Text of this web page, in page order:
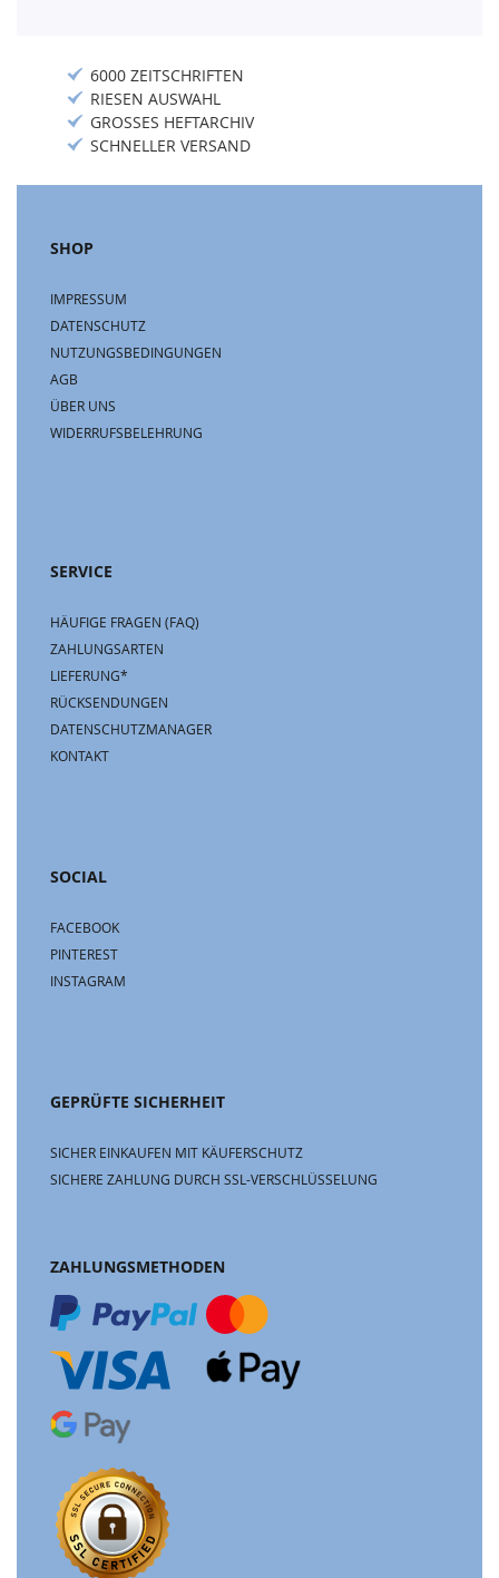
6000 ZEITSCHRIFTEN
RIESEN AUSWAHL
GROSSES HEFTARCHIV
SCHNELLER VERSAND
SHOP
IMPRESSUM
DATENSCHUTZ
NUTZUNGSBEDINGUNGEN
AGB
ÜBER UNS
WIDERRUFSBELEHRUNG
SERVICE
HÄUFIGE FRAGEN (FAQ)
ZAHLUNGSARTEN
LIEFERUNG*
RÜCKSENDUNGEN
DATENSCHUTZMANAGER
KONTAKT
SOCIAL
FACEBOOK
PINTEREST
INSTAGRAM
GEPRÜFTE SICHERHEIT
SICHER EINKAUFEN MIT KÄUFERSCHUTZ
SICHERE ZAHLUNG DURCH SSL-VERSCHLÜSSELUNG
ZAHLUNGSMETHODEN